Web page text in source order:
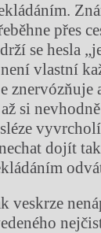
přes
se hesla
vlastní
si
dojít
veskrze